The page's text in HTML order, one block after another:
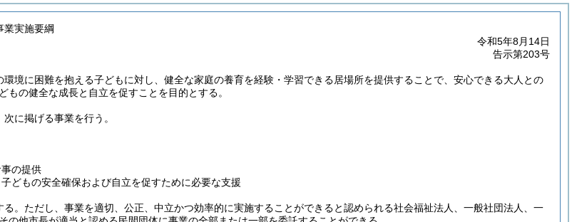
業実施要綱
令和5年8月14日
告示第203号
環境に困難を抱える子どもに対し、健全な家庭の養育を経験・学習できる居場所を提供することで、安心できる大人との
もの健全な成長と自立を促すことを目的とする。
に掲げる事業を行う。
の提供
どもの安全確保および自立を促すために必要な支援
。 ただし、事業を適切、公正、中立かつ効率的に実施することができると認められる社会福祉法人、一般社団法人、一